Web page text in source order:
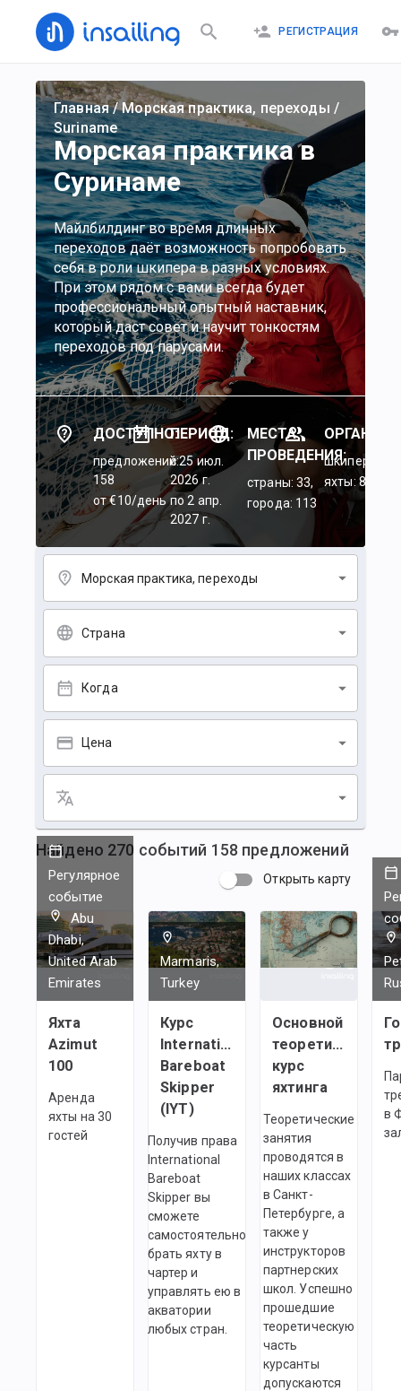
РЕГИСТРАЦИЯ
Главная/Морская практика, переходы /
Suriname
Морская практика в
Суринаме
Майлбилдинг во время длинных
переходов даёт возможность попробовать
себя в роли шкипера в разных условиях.
При этом рядом с вами всегда будет
профессиональный опытный наставник,
который даст совет и научит тонкостям
переходов под парусами.
ДОСТУПНО:
предложений:
158
от €10/день
ПЕРИОД:
c 25 июл.
2026 г.
по 2 апр.
2027 г.
МЕСТА
ПРОВЕДЕНИЯ:
страны: 33,
города: 113
шкиперы: 45,
яхты: 84
Морская практика, переходы
Страна
Когда
Цена
Найдено 270 событий 158 предложений
Открыть карту
Регулярное
событие
Abu
Dhabi,
United Arab
Emirates
Яхта
Azimut
100
Аренда
яхты на 30
гостей
Marmaris,
Turkey
Курс
International
Bareboat
Skipper
(IYT)
Получив права
International
Bareboat
Skipper вы
сможете
самостоятельно
брать яхту в
чартер и
управлять ею в
акватории
любых стран.
Основной
теоретический
курс
яхтинга
Теоретические
занятия
проводятся в
наших классах
в Санкт-
Петербурге, а
также у
инструкторов
партнерских
школ. Успешно
прошедшие
теоретическую
часть
курсанты
допускаются
в